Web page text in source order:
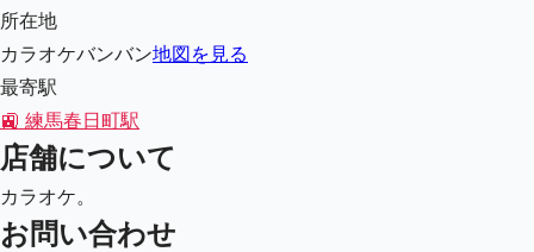
所在地
カラオケバンバン地図を見る
最寄駅
🚉 練馬春日町駅
店舗について
カラオケ。
お問い合わせ